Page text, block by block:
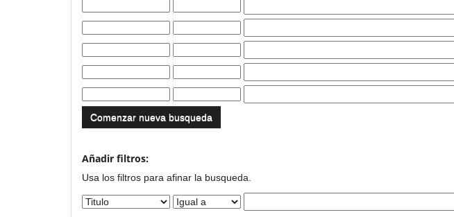
Comenzar nueva busqueda
Añadir filtros:
Usa los filtros para afinar la busqueda.